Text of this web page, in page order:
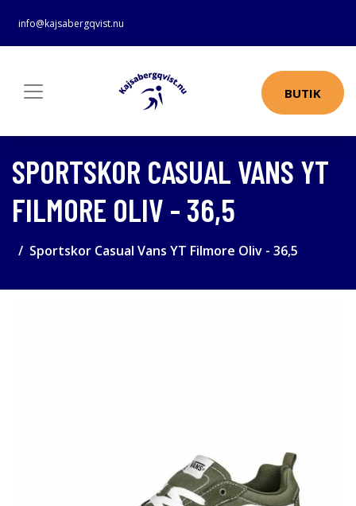
info@kajsabergqvist.nu
BUTIK
SPORTSKOR CASUAL VANS YT
FILMORE OLIV - 36,5
Sportskor Casual Vans YT Filmore Oliv - 36,5